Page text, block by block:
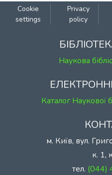
Cookie
settings
Privacy
policy
Наукова
Каталог Наукової
м. Київ, вул.
к. 1,
тел. (044)